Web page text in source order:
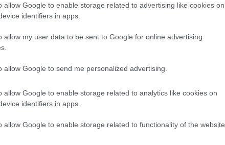
allow Google to enable storage related to advertising like cookies on
identifiers in apps.
allow my user data to be sent to Google for online advertising
allow Google to send me personalized advertising.
allow Google to enable storage related to analytics like cookies on
identifiers in apps.
allow Google to enable storage related to functionality of the website
σήμερα ενδέχεται να νιώθετε την ανάγκη να κάνετε
εκτιμήσετε πιο αληθινά την κατάσταση που ζείτε